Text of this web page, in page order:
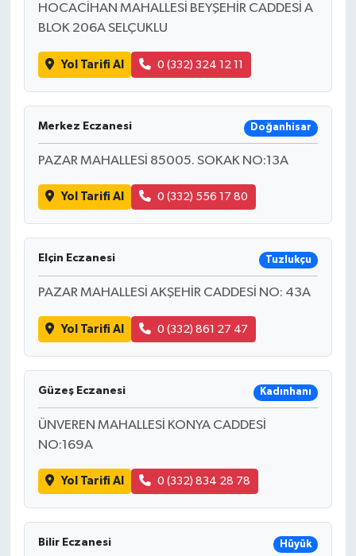
HOCACİHAN MAHALLESİ BEYŞEHİR CADDESİ A
BLOK 206A SELÇUKLU
Yol Tarifi Al 0 (332) 324 12 11
Merkez Eczanesi Doğanhisar
PAZAR MAHALLESİ 85005. SOKAK NO:13A
Yol Tarifi Al 0 (332) 556 17 80
Elçin Eczanesi Tuzlukçu
PAZAR MAHALLESİ AKŞEHİR CADDESİ NO: 43A
Yol Tarifi Al 0 (332) 861 27 47
Güzeş Eczanesi Kadınhanı
ÜNVEREN MAHALLESİ KONYA CADDESİ
NO:169A
Yol Tarifi Al 0 (332) 834 28 78
Bilir Eczanesi Hüyük